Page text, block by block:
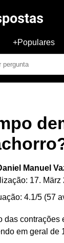
+Populares
Manuel
17. März
4.1/5 (57
das contrações
em geral de